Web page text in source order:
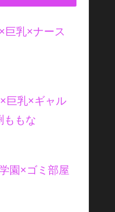
巨乳×ナース
巨乳×ギャル
ももな
園×ゴミ部屋